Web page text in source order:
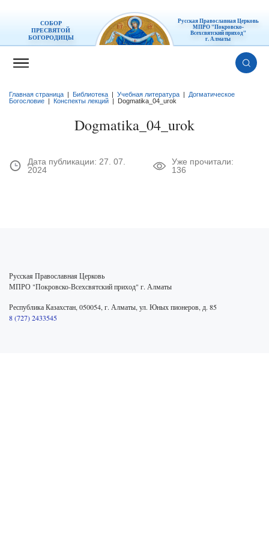
СОБОР
ПРЕСВЯТОЙ
БОГОРОДИЦЫ
Русская Православная Церковь
МПРО "Покровско-
Всехсвятский приход"
г. Алматы
Главная страница Библиотека Учебная литература
Догматическое
Богословие
Конспекты лекций Dogmatika_04_urok
Dogmatika_04_urok
Дата публикации:27. 07.
2024
Уже прочитали:
136
Русская Православная Церковь
МПРО "Покровско-Всехсвятский приход" г. Алматы
Республика Казахстан, 050054, г. Алматы, ул. Юных пионеров, д. 85
8 (727) 2433545